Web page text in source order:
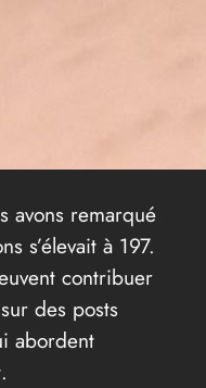
avons remarqué
s’élevait à 197.
contribuer
des posts
abordent